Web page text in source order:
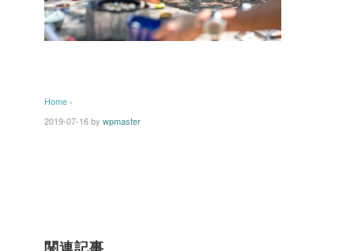
Home ›
2019-07-16by wpmaster